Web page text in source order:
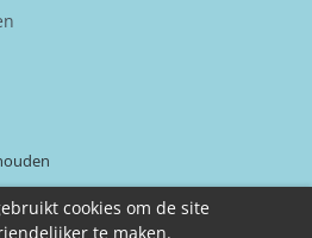
cookies om de site
te maken.